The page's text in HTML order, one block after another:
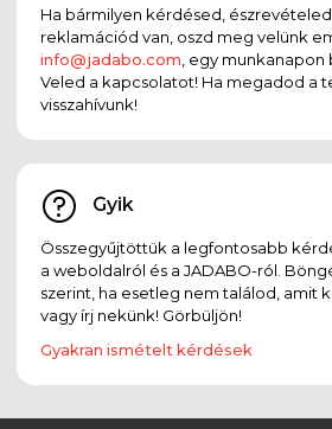
Ha bármilyen kérdésed,
reklamációd van, oszd meg velünk
info@jadabo.com , egy
Veled a kapcsolatot! Ha megadod a
visszahívunk!
Gyik
Összegyűjtöttük a legfontosabb
a weboldalról és a JADABO-ról.
szerint, ha esetleg nem találod, amit
vagy írj nekünk! Görbüljön!
Gyakran ismételt kérdések